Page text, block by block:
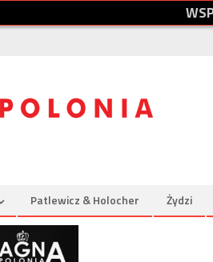
WS
Patlewicz & Holocher Żydzi